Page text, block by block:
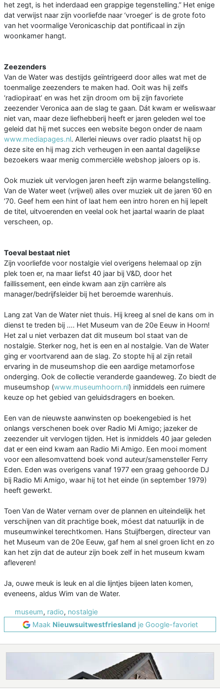
het zegt, is het inderdaad een grappige tegenstelling.” Het enige
dat verwijst naar zijn voorliefde naar ‘vroeger’ is de grote foto
van het voormalige Veronicaschip dat pontificaal in zijn
woonkamer hangt.
Zeezenders
Van de Water was destijds geïntrigeerd door alles wat met de
toenmalige zeezenders te maken had. Ooit was hij zelfs
‘radiopiraat’ en was het zijn droom om bij zijn favoriete
zeezender Veronica aan de slag te gaan. Dát kwam er weliswaar
niet van, maar deze liefhebberij heeft er jaren geleden wel toe
geleid dat hij met succes een website begon onder de naam
www.mediapages.nl. Allerlei nieuws over radio plaatst hij op
deze site en hij mag zich verheugen in een aantal dagelijkse
bezoekers waar menig commerciële webshop jaloers op is.
Ook muziek uit vervlogen jaren heeft zijn warme belangstelling.
Van de Water weet (vrijwel) alles over muziek uit de jaren ’60 en
’70. Geef hem een hint of laat hem een intro horen en hij lepelt
de titel, uitvoerenden en veelal ook het jaartal waarin de plaat
verscheen, op.
Toeval bestaat niet
Zijn voorliefde voor nostalgie viel overigens helemaal op zijn
plek toen er, na maar liefst 40 jaar bij V&D, door het
faillissement, een einde kwam aan zijn carrière als
manager/bedrijfsleider bij het beroemde warenhuis.
Lang zat Van de Water niet thuis. Hij kreeg al snel de kans om in
dienst te treden bij …. Het Museum van de 20e Eeuw in Hoorn!
Het zal u niet verbazen dat dit museum bol staat van de
nostalgie. Sterker nog, het is een en al nostalgie. Van de Water
ging er voortvarend aan de slag. Zo stopte hij al zijn retail
ervaring in de museumshop die een aardige metamorfose
onderging. Ook de collectie veranderde gaandeweg. Zo biedt de
museumshop (www.museumhoorn.nl) inmiddels een ruimere
keuze op het gebied van geluidsdragers en boeken.
Een van de nieuwste aanwinsten op boekengebied is het
onlangs verschenen boek over Radio Mi Amigo; jazeker de
zeezender uit vervlogen tijden. Het is inmiddels 40 jaar geleden
dat er een eind kwam aan Radio Mi Amigo. Een mooi moment
voor een allesomvattend boek vond auteur/samensteller Ferry
Eden. Eden was overigens vanaf 1977 een graag gehoorde DJ
bij Radio Mi Amigo, waar hij tot het einde (in september 1979)
heeft gewerkt.
Toen Van de Water vernam over de plannen en uiteindelijk het
verschijnen van dit prachtige boek, móest dat natuurlijk in de
museumwinkel terechtkomen. Hans Stuijfbergen, directeur van
het Museum van de 20e Eeuw, gaf hem al snel groen licht en zo
kan het zijn dat de auteur zijn boek zelf in het museum kwam
afleveren!
Ja, ouwe meuk is leuk en al die lijntjes bijeen laten komen,
eveneens, aldus Wim van de Water.
museum, radio, nostalgie
Maak Nieuwsuitwestfrieslandje Google-favoriet